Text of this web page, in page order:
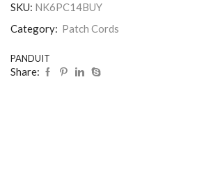
SKU: NK6PC14BUY
Category: Patch Cords
PANDUIT
Share: